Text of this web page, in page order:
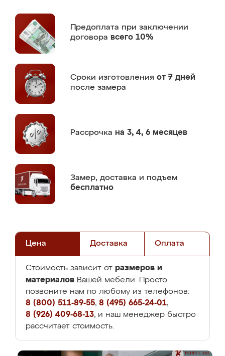
Предоплата при заключении
договора всего 10%
Сроки изготовления от 7 дней
после замера
Рассрочка на 3, 4, 6 месяцев
Замер, доставка и подъем
бесплатно
Цена Доставка Оплата
Стоимость зависит от размеров и
материалов Вашей мебели. Просто
позвоните нам по любому из телефонов:
8 (800) 511-89-55, 8 (495) 665-24-01,
8 (926) 409-68-13, и наш менеджер быстро
рассчитает стоимость.